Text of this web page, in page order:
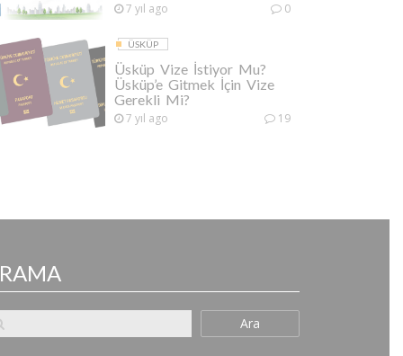
7 yıl ago 0
ÜSKÜP
Üsküp Vize İstiyor Mu?
Üsküp’e Gitmek İçin Vize
Gerekli Mi?
7 yıl ago 19
Ara